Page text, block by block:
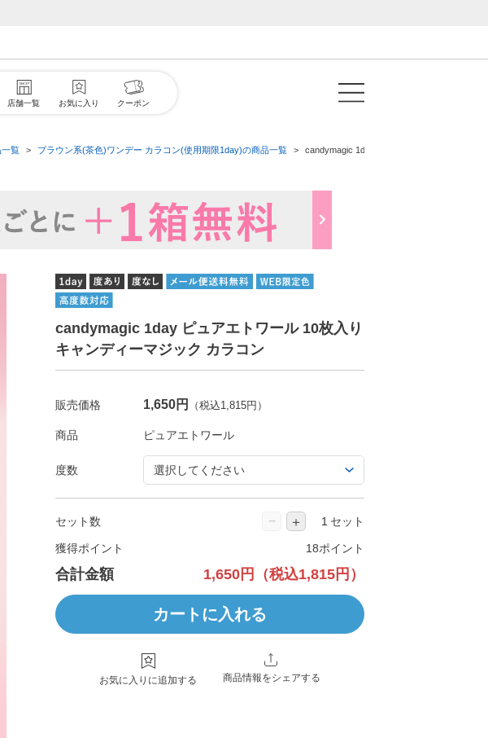
一覧 ブラウン系(茶色)ワンデー カラコン(使用期限1day)の商品一覧 candymagic 1day ピュアエトワール 10枚入
candymagic 1day ピュアエトワール 10枚入り
キャンディーマジック カラコン
販売価格 1,650円 （税込1,815円）
商品
度数
セット数 − ＋ セット
獲得ポイント 18ポイント
合計金額 1,650円 （税込1,815円）
カートに入れる
お気に入りに追加する 商品情報をシェアする
店舗一覧 お気に入り クーポン